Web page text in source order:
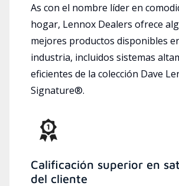
As con el nombre líder en
hogar, Lennox Dealers ofrece
mejores productos disponibles
industria, incluidos sistemas
eficientes de la colección Dave
Signature®.
Calificación superior en
del cliente